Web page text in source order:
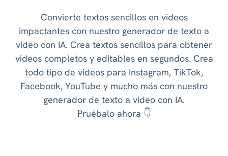
Convierte textos sencillos en videos
impactantes con nuestro generador de texto a
video con IA. Crea textos sencillos para obtener
videos completos y editables en segundos. Crea
todo tipo de videos para Instagram, TikTok,
Facebook, YouTube y mucho más con nuestro
generador de texto a video con IA.
Pruébalo ahora 👇